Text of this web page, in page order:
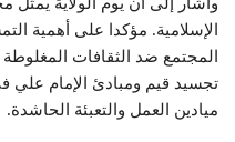
الإسلامية. مؤكدا على أهمية
المجتمع ضد الثقافات المغلوطة
تجسيد قيم ومبادئ الإمام علي
ميادين العمل والتعبئة الحاشدة.